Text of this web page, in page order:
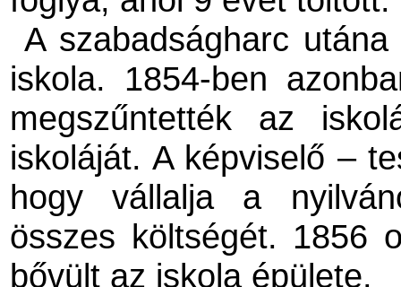
A szabadságharc
iskola. 1854-ben
megszűntették az
iskoláját. A képviselő –
hogy vállalja a
összes költségét. 1856
bővült az iskola épülete.